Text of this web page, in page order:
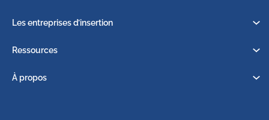
Les entreprises d’insertion
Ressources
À propos